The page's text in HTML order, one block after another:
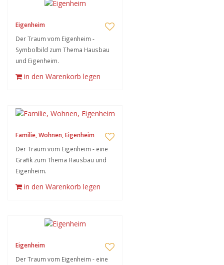
Eigenheim
Der Traum vom Eigenheim -
Symbolbild zum Thema Hausbau
und Eigenheim.
in den Warenkorb legen
Familie, Wohnen, Eigenheim
Der Traum vom Eigenheim - eine
Grafik zum Thema Hausbau und
Eigenheim.
in den Warenkorb legen
Eigenheim
Der Traum vom Eigenheim - eine